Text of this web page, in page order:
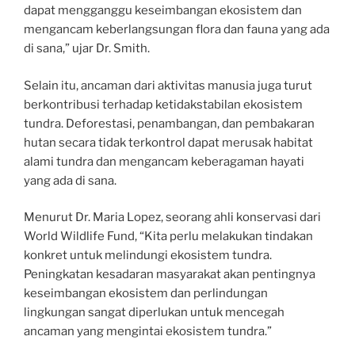
dapat mengganggu keseimbangan ekosistem dan
mengancam keberlangsungan flora dan fauna yang ada
di sana,” ujar Dr. Smith.
Selain itu, ancaman dari aktivitas manusia juga turut
berkontribusi terhadap ketidakstabilan ekosistem
tundra. Deforestasi, penambangan, dan pembakaran
hutan secara tidak terkontrol dapat merusak habitat
alami tundra dan mengancam keberagaman hayati
yang ada di sana.
Menurut Dr. Maria Lopez, seorang ahli konservasi dari
World Wildlife Fund, “Kita perlu melakukan tindakan
konkret untuk melindungi ekosistem tundra.
Peningkatan kesadaran masyarakat akan pentingnya
keseimbangan ekosistem dan perlindungan
lingkungan sangat diperlukan untuk mencegah
ancaman yang mengintai ekosistem tundra.”